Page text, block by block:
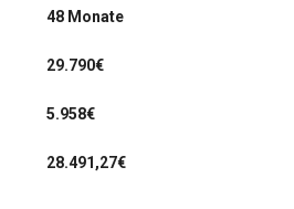
48 Monate
29.790€
5.958€
28.491,27€